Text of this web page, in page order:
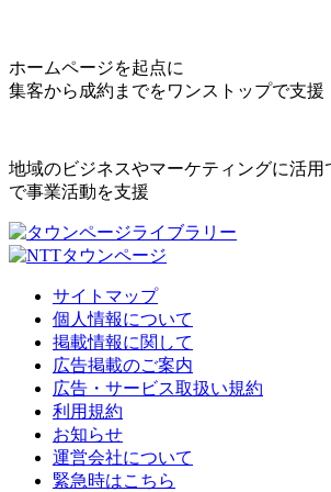
ホームページを起点に
集客から成約までをワンストップで支援
地域のビジネスやマーケティングに活用
で事業活動を支援
サイトマップ
個人情報について
掲載情報に関して
広告掲載のご案内
広告・サービス取扱い規約
利用規約
お知らせ
運営会社について
緊急時はこちら